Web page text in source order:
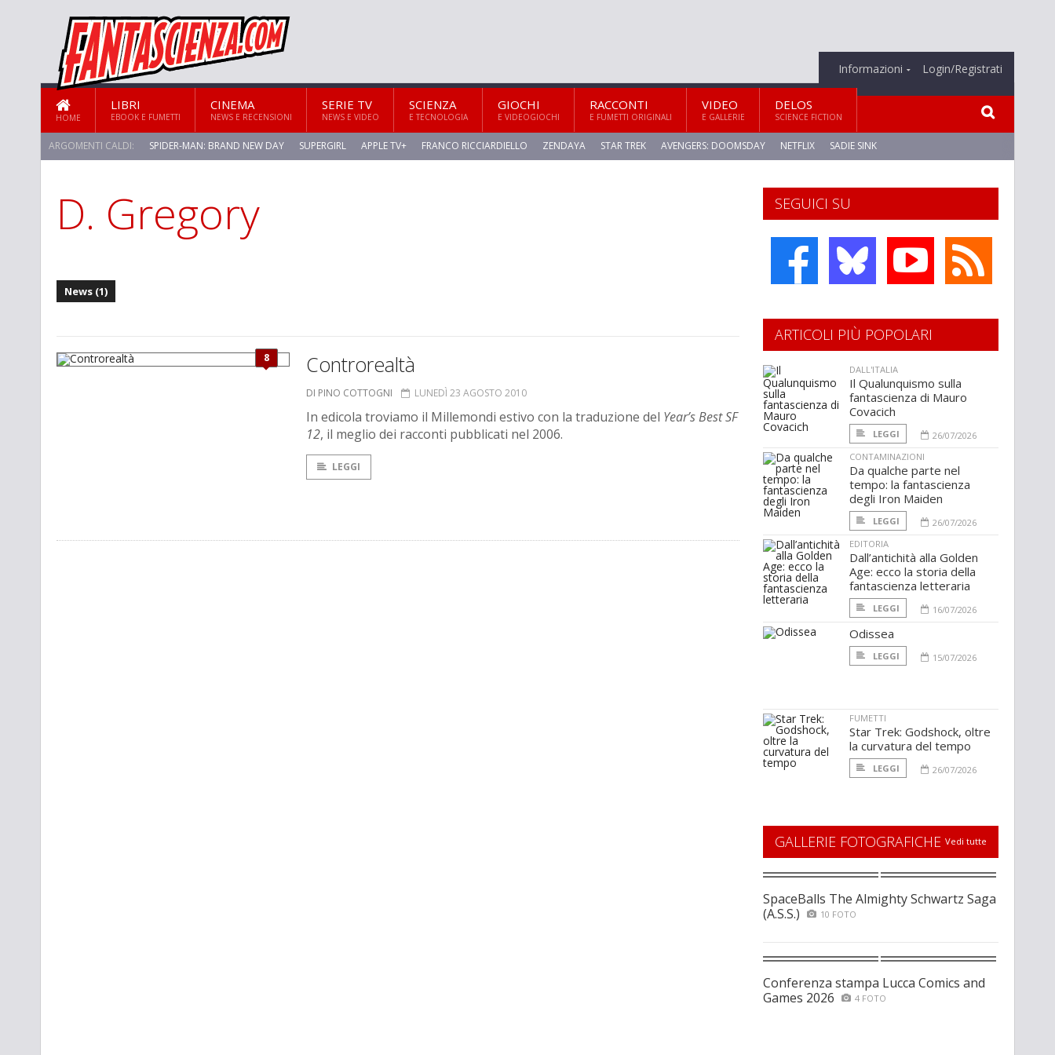
Informazioni Login/Registrati
HOME
LIBRI
EBOOK E FUMETTI
CINEMA
NEWS E RECENSIONI
SERIE TV
NEWS E VIDEO
SCIENZA
E TECNOLOGIA
GIOCHI
E VIDEOGIOCHI
RACCONTI
E FUMETTI ORIGINALI
VIDEO
E GALLERIE
DELOS
SCIENCE FICTION
ARGOMENTI CALDI: SPIDER-MAN: BRAND NEW DAY SUPERGIRL APPLE TV+ FRANCO RICCIARDIELLO ZENDAYA STAR TREK AVENGERS: DOOMSDAY NETFLIX SADIE SINK
STAR TREK: STRANGE NEW WORLDS
D. Gregory
News (1)
8 Controrealtà
DI PINO COTTOGNI LUNEDÌ 23 AGOSTO 2010
In edicola troviamo il Millemondi estivo con la traduzione del Year’s Best SF
12, il meglio dei racconti pubblicati nel 2006.
LEGGI
SEGUICI SU
ARTICOLI PIÙ POPOLARI
DALL'ITALIA
Il Qualunquismo sulla
fantascienza di Mauro
Covacich
LEGGI
26/07/2026
CONTAMINAZIONI
Da qualche parte nel
tempo: la fantascienza
degli Iron Maiden
LEGGI
26/07/2026
EDITORIA
Dall’antichità alla Golden
Age: ecco la storia della
fantascienza letteraria
LEGGI 16/07/2026
Odissea
LEGGI 15/07/2026
FUMETTI
Star Trek: Godshock, oltre
la curvatura del tempo
LEGGI 26/07/2026
GALLERIE FOTOGRAFICHE Vedi tutte
SpaceBalls The Almighty Schwartz Saga
(A.S.S.)
10 FOTO
Conferenza stampa Lucca Comics and
Games 2026
4 FOTO